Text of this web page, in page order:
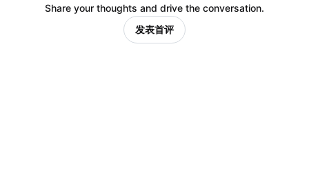
Share your thoughts and drive the conversation.
发表首评